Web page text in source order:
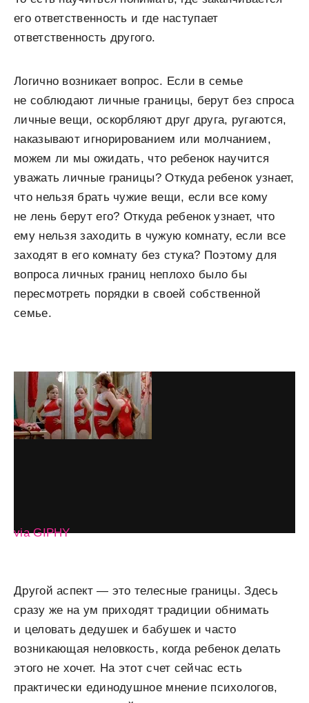
его ответственность и где наступает
ответственность другого.
Логично возникает вопрос. Если в семье
не соблюдают личные границы, берут без спроса
личные вещи, оскорбляют друг друга, ругаются,
наказывают игнорированием или молчанием,
можем ли мы ожидать, что ребенок научится
уважать личные границы? Откуда ребенок узнает,
что нельзя брать чужие вещи, если все кому
не лень берут его? Откуда ребенок узнает, что
ему нельзя заходить в чужую комнату, если все
заходят в его комнату без стука? Поэтому для
вопроса личных границ неплохо было бы
пересмотреть порядки в своей собственной
семье.
via GIPHY
Другой аспект — это телесные границы. Здесь
сразу же на ум приходят традиции обнимать
и целовать дедушек и бабушек и часто
возникающая неловкость, когда ребенок делать
этого не хочет. На этот счет сейчас есть
практически единодушное мнение психологов,